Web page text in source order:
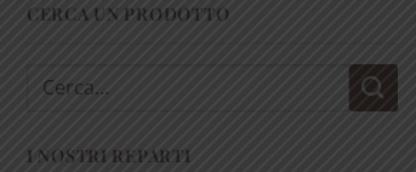
CERCA UN PRODOTTO
Cerca:
I NOSTRI REPARTI